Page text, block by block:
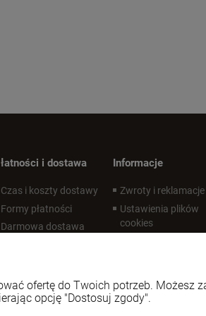
i dostawa
Czas i koszty dostawy
Formy płatności
Darmowa dostawa
Informacje
Zwroty i reklamacje
Ustawienia plików
cookies
Regulaminy -
ofertę do Twoich potrzeb. Możesz
opcję "Dostosuj zgody".